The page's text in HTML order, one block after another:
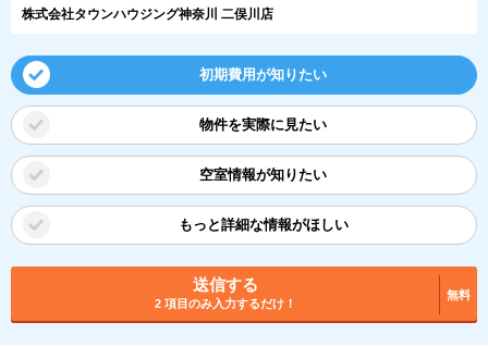
株式会社タウンハウジング神奈川 二俣川店
初期費用が知りたい
物件を実際に見たい
空室情報が知りたい
もっと詳細な情報がほしい
送信する
2 項目のみ入力するだけ！
無料